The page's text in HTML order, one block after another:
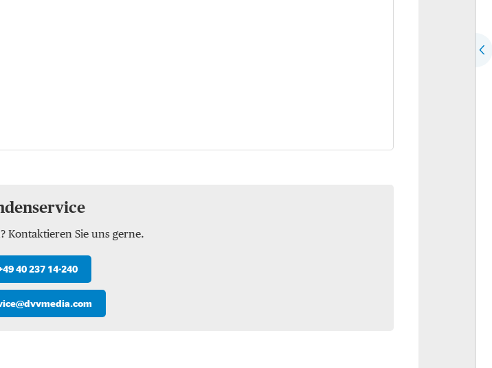
Kontaktieren Sie uns gerne.
40 237 14-240
@dvvmedia.com